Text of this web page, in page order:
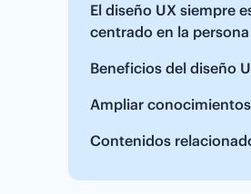
El diseño UX siempre
centrado en la persona
Beneficios del diseño
Ampliar conocimientos
Contenidos